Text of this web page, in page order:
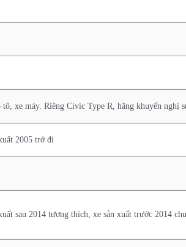
tô, xe máy. Riêng Civic Type R, hãng khuyến nghị
2005 trở đi
sau 2014 tương thích, xe sản xuất trước 2014